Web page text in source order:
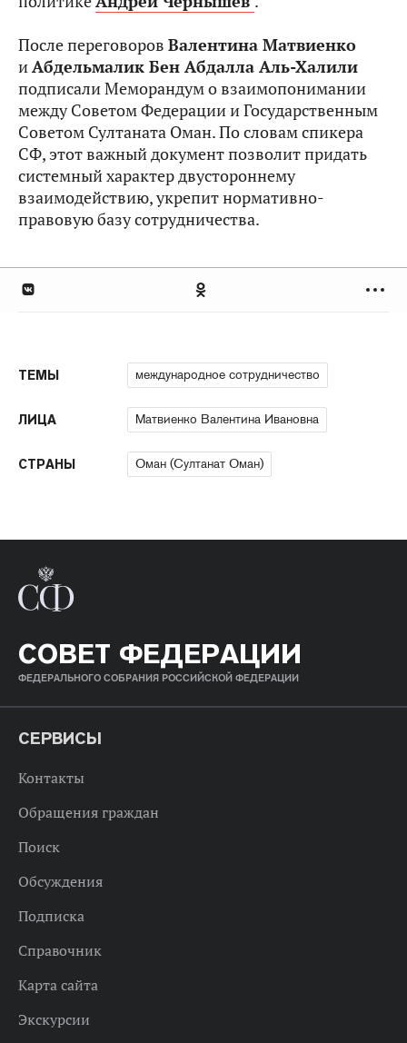
После переговоров Валентина Матвиенко
иАбдельмалик Бен Абдалла Аль-Халили
подписали Меморандум о взаимопонимании
между Советом Федерации и Государственным
Советом Султаната Оман. По словам спикера
СФ, этот важный документ позволит придать
системный характер двустороннему
взаимодействию, укрепит нормативно-
правовую базу сотрудничества.
ТЕМЫ международное сотрудничество
ЛИЦА Матвиенко Валентина Ивановна
СТРАНЫ Оман (Султанат Оман)
СОВЕТ ФЕДЕРАЦИИ
ФЕДЕРАЛЬНОГО СОБРАНИЯ РОССИЙСКОЙ ФЕДЕРАЦИИ
СЕРВИСЫ
Контакты
Обращения граждан
Поиск
Обсуждения
Подписка
Справочник
Карта сайта
Экскурсии